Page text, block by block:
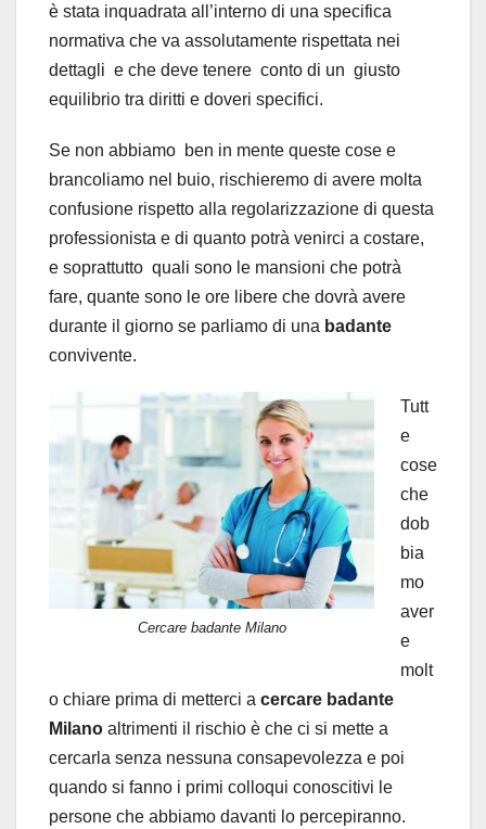
è stata inquadrata all’interno di una specifica
normativa che va assolutamente rispettata nei
dettagli e che deve tenere conto di un giusto
equilibrio tra diritti e doveri specifici.
Se non abbiamo ben in mente queste cose e
brancoliamo nel buio, rischieremo di avere molta
confusione rispetto alla regolarizzazione di questa
professionista e di quanto potrà venirci a costare,
e soprattutto quali sono le mansioni che potrà
fare, quante sono le ore libere che dovrà avere
durante il giorno se parliamo di una badante
convivente.
Cercare badante Milano
Tutt
e
cose
che
dob
bia
mo
aver
e
molt
o chiare prima di metterci a cercare badante
Milano altrimenti il rischio è che ci si mette a
cercarla senza nessuna consapevolezza e poi
quando si fanno i primi colloqui conoscitivi le
persone che abbiamo davanti lo percepiranno.